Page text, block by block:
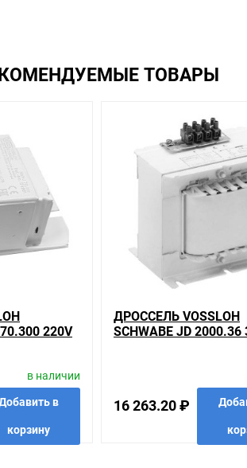
которые совместно со
в светильниках или в подобных
информация о товарах не является
Вам в выборе оборудования и
характеристики и
для металлогалогенных ламп 2000W , у нас
качества и ассортимента. Перечень
спросом, так и то, что в других
и качество продукции. Так же цена -
то, что искали, потратив на это минимум
или заказать курьерскую доставку
время, выбирать из того, что
ТОВАРЫ
220V
70Wв наличии
в
корзину
ДРОССЕЛЬ VOSSLOH
SCHWABE JD 2000.36
16 263.20 ₽